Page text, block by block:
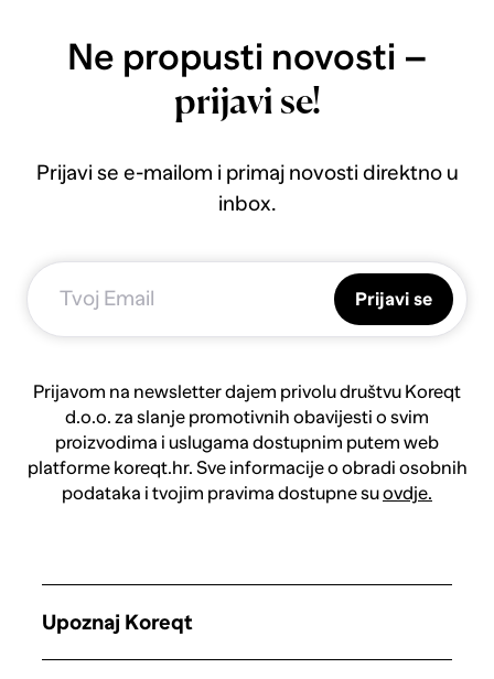
Ne propusti novosti –
prijavi se!
Prijavi se e-mailom i primaj novosti direktno u
inbox.
Prijavi se
Prijavom na newsletter dajem privolu društvu Koreqt
d.o.o. za slanje promotivnih obavijesti o svim
proizvodima i uslugama dostupnim putem web
platforme koreqt.hr. Sve informacije o obradi osobnih
podataka i tvojim pravima dostupne suovdje.
Upoznaj Koreqt